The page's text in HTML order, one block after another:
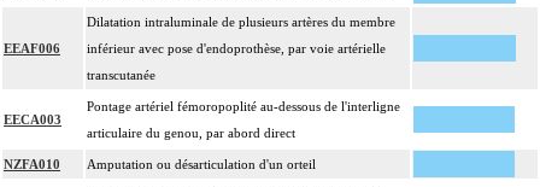
EEAF006
Dilatation intraluminale de plusieurs artères du membre
inférieur avec pose d'endoprothèse, par voie artérielle
transcutanée
EECA003
Pontage artériel fémoropoplité au-dessous de l'interligne
articulaire du genou, par abord direct
NZFA010 Amputation ou désarticulation d'un orteil